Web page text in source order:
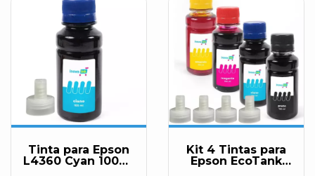
Tinta para Epson
L4360 Cyan 100ml
Kit 4 Tintas para
Epson EcoTank